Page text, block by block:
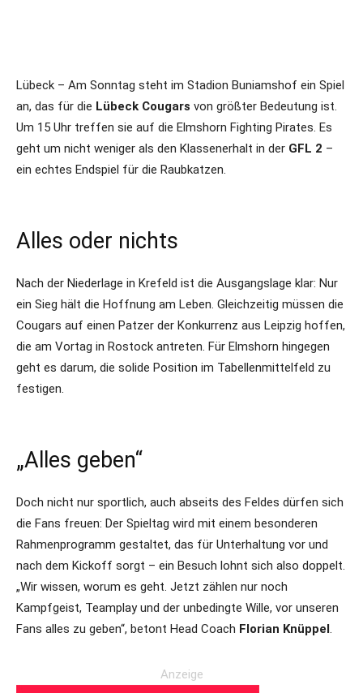
Lübeck – Am Sonntag steht im Stadion Buniamshof ein Spiel
an, das für die Lübeck Cougars von größter Bedeutung ist.
Um 15 Uhr treffen sie auf die Elmshorn Fighting Pirates. Es
geht um nicht weniger als den Klassenerhalt in der GFL 2 –
ein echtes Endspiel für die Raubkatzen.
Alles oder nichts
Nach der Niederlage in Krefeld ist die Ausgangslage klar: Nur
ein Sieg hält die Hoffnung am Leben. Gleichzeitig müssen die
Cougars auf einen Patzer der Konkurrenz aus Leipzig hoffen,
die am Vortag in Rostock antreten. Für Elmshorn hingegen
geht es darum, die solide Position im Tabellenmittelfeld zu
festigen.
„Alles geben“
Doch nicht nur sportlich, auch abseits des Feldes dürfen sich
die Fans freuen: Der Spieltag wird mit einem besonderen
Rahmenprogramm gestaltet, das für Unterhaltung vor und
nach dem Kickoff sorgt – ein Besuch lohnt sich also doppelt.
„Wir wissen, worum es geht. Jetzt zählen nur noch
Kampfgeist, Teamplay und der unbedingte Wille, vor unseren
Fans alles zu geben“, betont Head Coach Florian Knüppel.
Anzeige